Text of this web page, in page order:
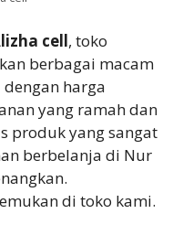
cell, toko
berbagai macam
harga
yang ramah dan
produk yang sangat
berbelanja di Nur
di toko kami.